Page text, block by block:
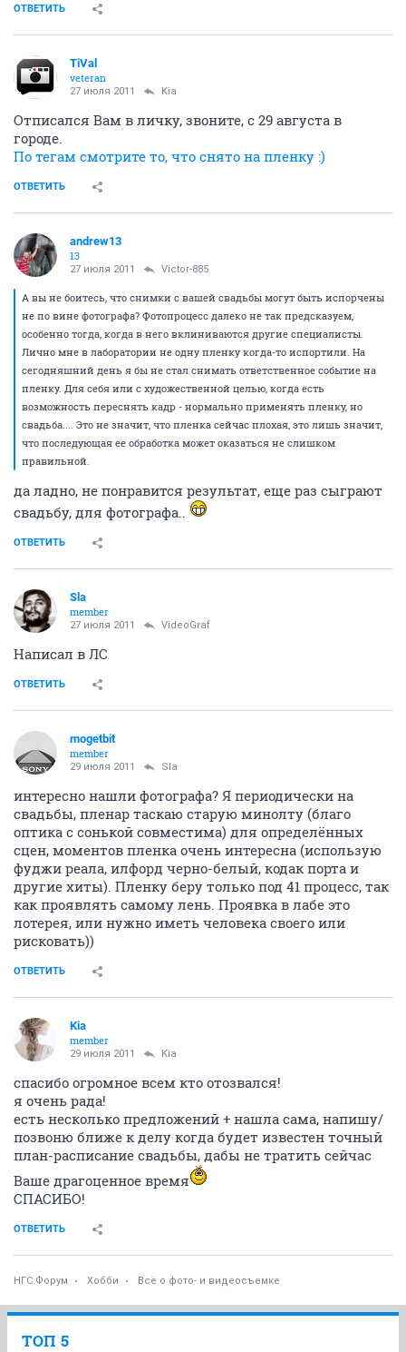
ОТВЕТИТЬ
TiVal
veteran
27 июля 2011 Kia
Отписался Вам в личку, звоните, с 29 августа в
городе.
По тегам смотрите то, что снято на пленку :)
ОТВЕТИТЬ
andrew13
13
27 июля 2011 Victor-885
А вы не боитесь, что снимки с вашей свадьбы могут быть испорчены
не по вине фотографа? Фотопроцесс далеко не так предсказуем,
особенно тогда, когда в него вклиниваются другие специалисты.
Лично мне в лаборатории не одну пленку когда-то испортили. На
сегодняшний день я бы не стал снимать ответственное событие на
пленку. Для себя или с художественной целью, когда есть
возможность переснять кадр - нормально применять пленку, но
свадьба.... Это не значит, что пленка сейчас плохая, это лишь значит,
что последующая ее обработка может оказаться не слишком
правильной.
да ладно, не понравится результат, еще раз сыграют
свадьбу, для фотографа..
ОТВЕТИТЬ
Sla
member
27 июля 2011 VideoGraf
Написал в ЛС
ОТВЕТИТЬ
mogetbit
member
29 июля 2011 Sla
интересно нашли фотографа? Я периодически на
свадьбы, пленар таскаю старую минолту (благо
оптика с сонькой совместима) для определённых
сцен, моментов пленка очень интересна (использую
фуджи реала, илфорд черно-белый, кодак порта и
другие хиты). Пленку беру только под 41 процесс, так
как проявлять самому лень. Проявка в лабе это
лотерея, или нужно иметь человека своего или
рисковать))
ОТВЕТИТЬ
Kia
member
29 июля 2011 Kia
спасибо огромное всем кто отозвался!
я очень рада!
есть несколько предложений + нашла сама, напишу/
позвоню ближе к делу когда будет известен точный
план-расписание свадьбы, дабы не тратить сейчас
Ваше драгоценное время
СПАСИБО!
ОТВЕТИТЬ
НГС.Форум Хобби Всё о фото- и видеосъемке
ТОП 5